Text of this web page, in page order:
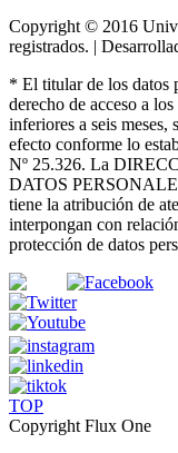
Copyright © 2016
registrados. |
* El titular de los datos
derecho de acceso a
inferiores a seis meses,
efecto conforme lo
Nº 25.326. La
DATOS
tiene la atribución de
interpongan con
protección de datos
TOP
Copyright Flux One